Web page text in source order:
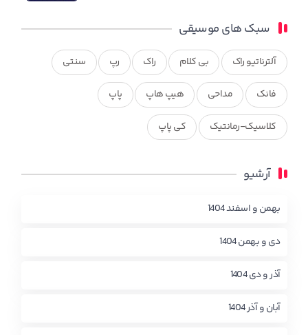
سبک های موسیقی
آلترناتیو راک بی کلام راک رپ سنتی
فانک مداحی هیپ هاپ پاپ
کلاسیک-رمانتیک کی پاپ
آرشیو
بهمن و اسفند 1404
دی و بهمن 1404
آذر و دی 1404
آبان و آذر 1404